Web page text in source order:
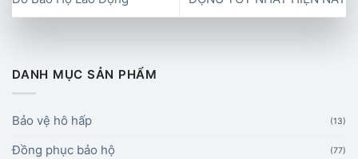
DANH MỤC SẢN PHẨM
Bảo vệ hô hấp (13)
Đồng phục bảo hộ (77)